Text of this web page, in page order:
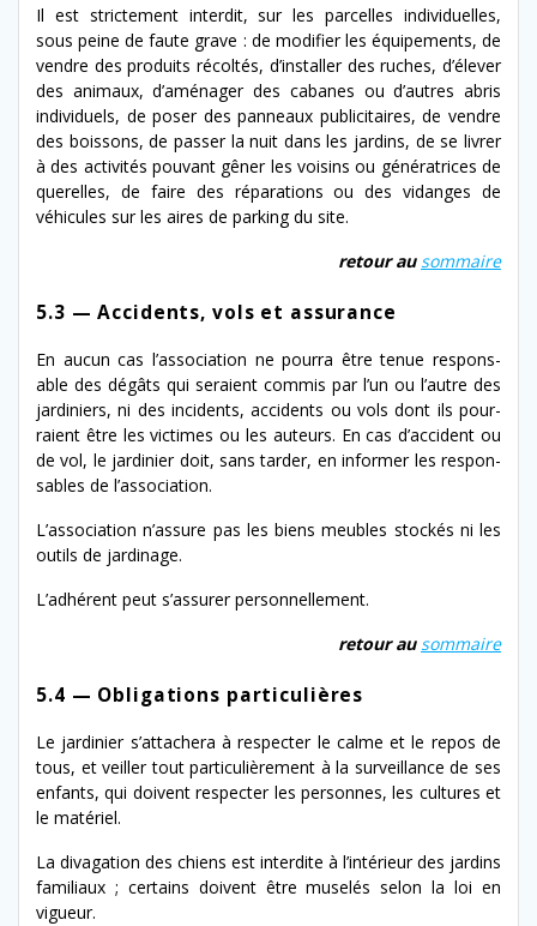
Il est stricte­ment inter­dit, sur les par­celles indi­vidu­elles,
sous peine de faute grave : de mod­i­fi­er les équipements, de
ven­dre des pro­duits récoltés, d’in­staller des ruch­es, d’élever
des ani­maux, d’amé­nag­er des cabanes ou d’autres abris
indi­vidu­els, de pos­er des pan­neaux pub­lic­i­taires, de ven­dre
des bois­sons, de pass­er la nuit dans les jardins, de se livr­er
à des activ­ités pou­vant gên­er les voisins ou généra­tri­ces de
querelles, de faire des répa­ra­tions ou des vidan­ges de
véhicules sur les aires de park­ing du site.
retour au som­maire
5.3 — Accidents, vols et assurance
En aucun cas l’association ne pour­ra être tenue respon­s­
able des dégâts qui seraient com­mis par l’un ou l’autre des
jar­diniers, ni des inci­dents, acci­dents ou vols dont ils pour­
raient être les vic­times ou les auteurs. En cas d’ac­ci­dent ou
de vol, le jar­dinier doit, sans tarder, en informer les respon­
s­ables de l’association.
L’association n’as­sure pas les biens meubles stock­és ni les
out­ils de jardinage.
L’adhérent peut s’as­sur­er personnellement.
retour au som­maire
5.4 — Obligations particulières
Le jar­dinier s’at­tachera à respecter le calme et le repos de
tous, et veiller tout par­ti­c­ulière­ment à la sur­veil­lance de ses
enfants, qui doivent respecter les per­son­nes, les cul­tures et
le matériel.
La diva­ga­tion des chiens est inter­dite à l’in­térieur des jardins
famil­i­aux ; cer­tains doivent être muselés selon la loi en
vigueur.